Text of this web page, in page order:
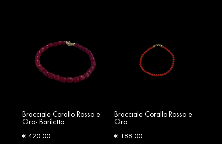
Bracciale Corallo Rosso e
Oro- Barilotto
€ 420.00
Bracciale Corallo Rosso e
Oro
€ 188.00